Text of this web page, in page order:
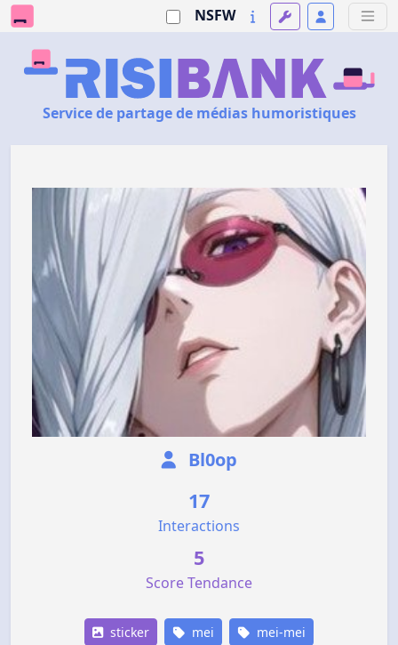
NSFW
Service de partage de médias humoristiques
Bl0op
17
Interactions
5
Score Tendance
sticker mei mei-mei